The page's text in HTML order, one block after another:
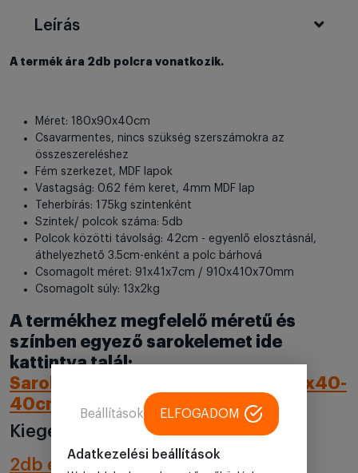
Leírás
A termék ára 2db polcra vonatkozik.
Méret: 180x90x40cm
Csavarmentes, nincs szükség szerszámokra az
összeszereléshez
Fém szerkezet, MDF lapok
Vastagság: 0.62 fém keret, 4mm MDF lap
Teherbírás: 175kg szintenként
Szintek/ polcok száma: 5db
Polcok közötti távolság: 42cm - egyenlő elosztásnál,
áthelyezhető 3.5cm-enként a polc bárhová
Csomagolt méret: 91x41x7cm / 910x410x70mm
Csomagolt súly: 13x2kg
A termékhez megfelelő méretű és
színben egyező sarokelemet ide
kattintva talál:
Sarok salgó polc, 5 szintes 180x70x40-
40cm, fekete
Kiegészítő polcok:
2db extra polc kerettel, 90x40cm,
Adatkezelési beállítások
Beállítások ELFOGADOM